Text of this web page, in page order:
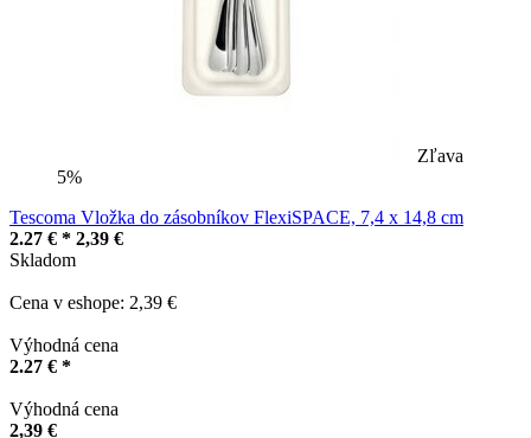
Zľava
5%
Tescoma Vložka do zásobníkov FlexiSPACE, 7,4 x 14,8 cm
2.27 € * 2,39 €
Skladom
Cena v eshope: 2,39 €
Výhodná cena
2.27 € *
Výhodná cena
2,39 €